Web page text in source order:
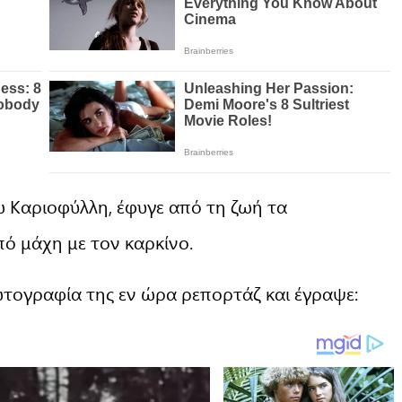
έφυγε από τη ζωή τα
μάχη με τον καρκίνο.
της εν ώρα ρεπορτάζ και έγραψε: